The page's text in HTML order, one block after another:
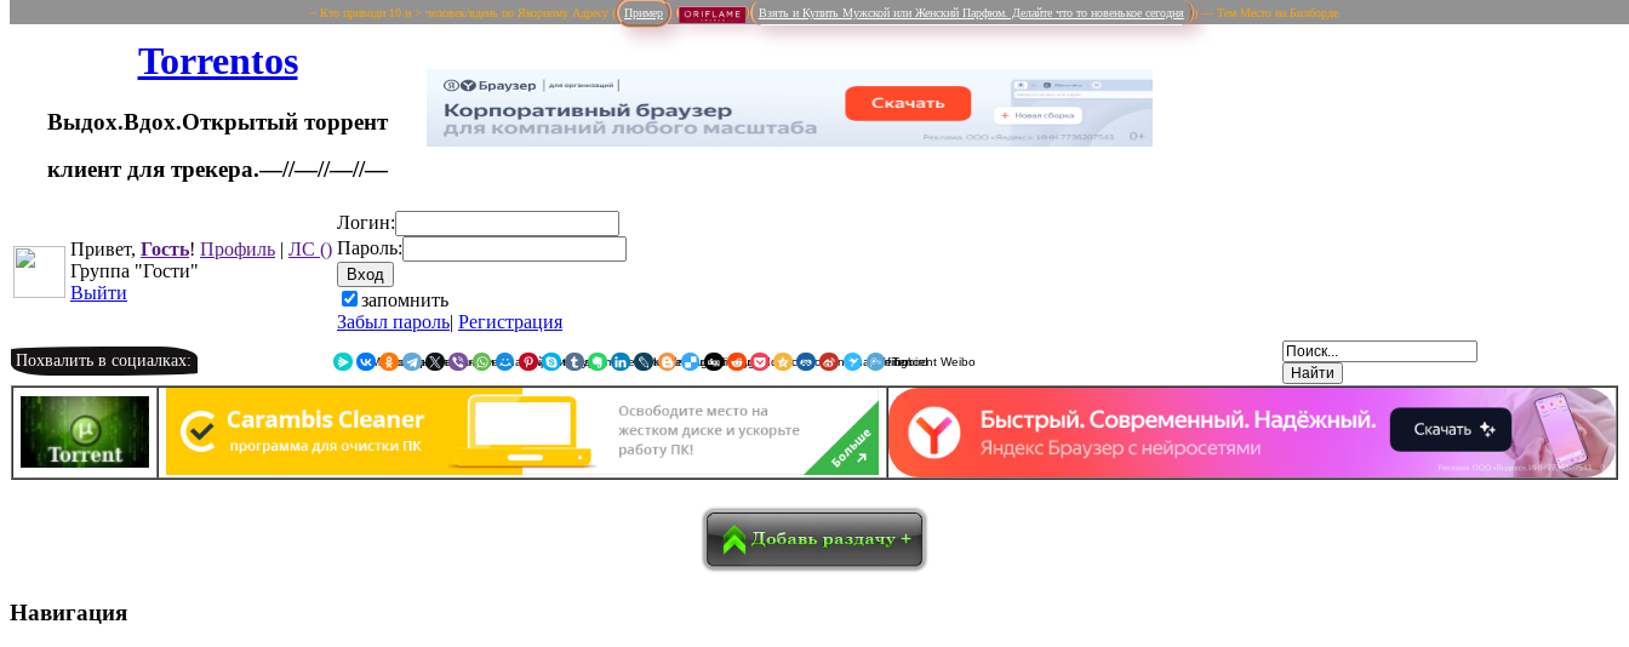
~ Кто приводи 10 и > человек/вдень по Якорному Адресу ( Пример Взять и Купить Мужской или Женский Парфюм. Делайте что то новенькое сегодня ) — Тем Место на Билборде
Torrentos
Выдох.Вдох.Открытый торрент
клиент для трекера.—//—//—//—
Привет, Гость! Профиль | ЛС ()
Группа "Гости"
Выйти
Логин:
Пароль:
запомнить
Забыл пароль| Регистрация
Похвалить в социалках: Я.Мессенджер WhatsApp
Мой Мир
Pinterest
SkypeTumblrEvernote
LinkedInLiveJournalDelicious
Diggreddit PocketQzoneRenrenSina Weibo
Surfingbird
Tencent Weibo
Навигация